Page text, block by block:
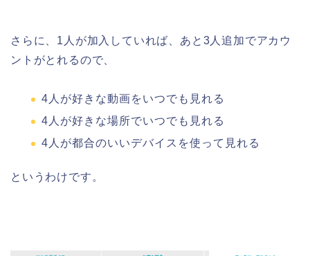
さらに、1人が加入していれば、あと3人追加でアカウ
ントがとれるので、
4人が好きな動画をいつでも見れる
4人が好きな場所でいつでも見れる
4人が都合のいいデバイスを使って見れる
というわけです。